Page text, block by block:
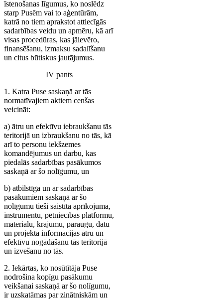
īstenošanas līgumus, ko noslēdz
starp Pusēm vai to aģentūrām,
katrā no tiem aprakstot attiecīgās
sadarbības veidu un apmēru, kā arī
visas procedūras, kas jāievēro,
finansēšanu, izmaksu sadalīšanu
un citus būtiskus jautājumus.
IV pants
1. Katra Puse saskaņā ar tās
normatīvajiem aktiem cenšas
veicināt:
a) ātru un efektīvu iebraukšanu tās
teritorijā un izbraukšanu no tās, kā
arī to personu iekšzemes
komandējumus un darbu, kas
piedalās sadarbības pasākumos
saskaņā ar šo nolīgumu, un
b) atbilstīga un ar sadarbības
pasākumiem saskaņā ar šo
nolīgumu tieši saistīta aprīkojuma,
instrumentu, pētniecības platformu,
materiālu, krājumu, paraugu, datu
un projekta informācijas ātru un
efektīvu nogādāšanu tās teritorijā
un izvešanu no tās.
2. Iekārtas, ko nosūtītāja Puse
nodrošina kopīgu pasākumu
veikšanai saskaņā ar šo nolīgumu,
ir uzskatāmas par zinātniskām un